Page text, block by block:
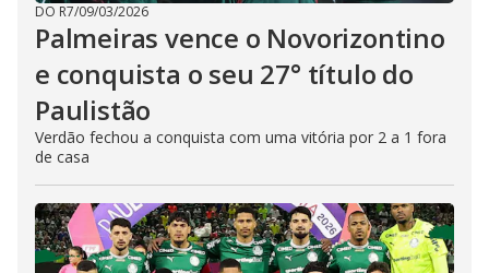
DO R7/09/03/2026
Palmeiras vence o Novorizontino
e conquista o seu 27° título do
Paulistão
Verdão fechou a conquista com uma vitória por 2 a 1 fora
de casa